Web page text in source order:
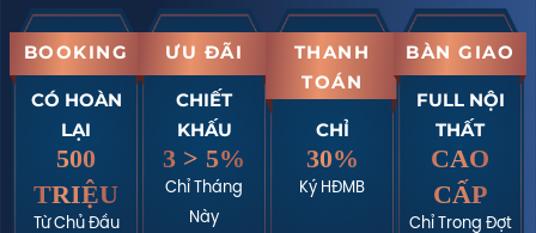
BOOKING
CÓ HOÀN
LẠI
500
TRIỆU
Từ Chủ Đầu
ƯU ĐÃI
CHIẾT
KHẤU
3 > 5%
Chỉ Tháng
Này
THANH
TOÁN
CHỈ
30%
Ký HĐMB
BÀN GIAO
FULL NỘI
THẤT
CAO
CẤP
Chỉ Trong Đợt